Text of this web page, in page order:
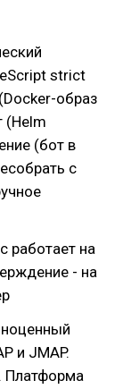
strict
образ
(Helm
(бот в
с
работает на
- на
и JMAP.
Платформа